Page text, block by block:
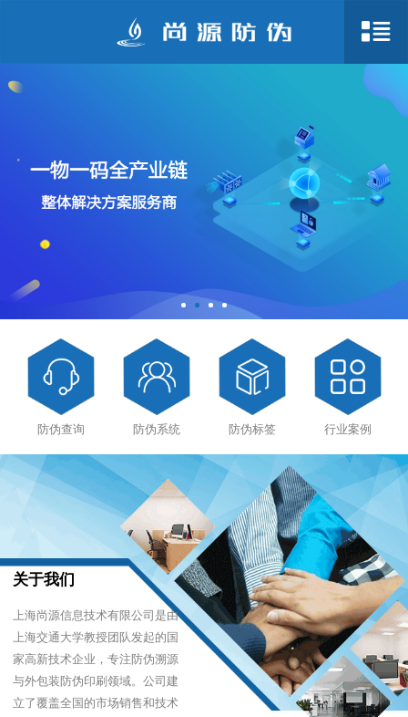
防伪查询 防伪系统 防伪标签 行业案例
关于我们
上海尚源信息技术有限公司是由
上海交通大学教授团队发起的国
家高新技术企业，专注防伪溯源
与外包装防伪印刷领域。公司建
立了覆盖全国的市场销售和技术